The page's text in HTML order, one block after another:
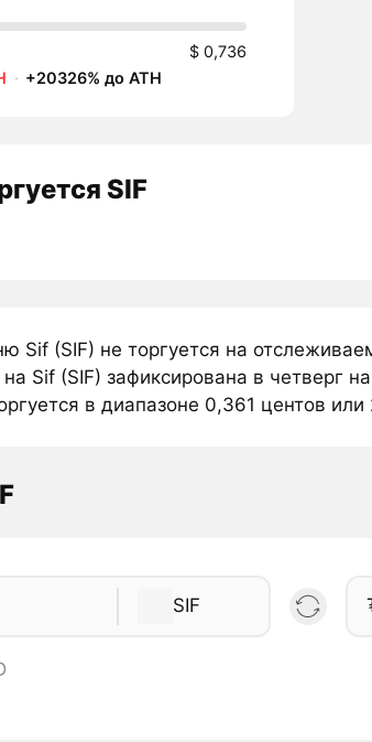
$ 0,736
· +20326% до ATH
SIF
Sif (SIF) не торгуется на
Sif (SIF) зафиксирована в четверг
в диапазоне 0,361 центов или
SIF